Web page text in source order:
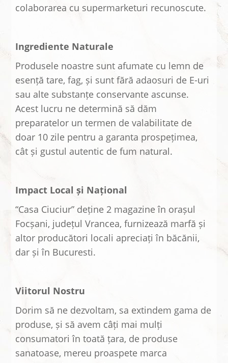
colaborarea cu supermarketuri recunoscute.
Ingrediente Naturale
Produsele noastre sunt afumate cu lemn de
esență tare, fag, și sunt fără adaosuri de E-uri
sau alte substanțe conservante ascunse.
Acest lucru ne determină să dăm
preparatelor un termen de valabilitate de
doar 10 zile pentru a garanta prospețimea,
cât și gustul autentic de fum natural.
Impact Local și Național
“Casa Ciuciur” deține 2 magazine în orașul
Focșani, județul Vrancea, furnizează marfă și
altor producători locali apreciați în băcănii,
dar și în Bucuresti.
Viitorul Nostru
Dorim să ne dezvoltam, sa extindem gama de
produse, și să avem câți mai mulți
consumatori în toată țara, de produse
sanatoase, mereu proaspete marca